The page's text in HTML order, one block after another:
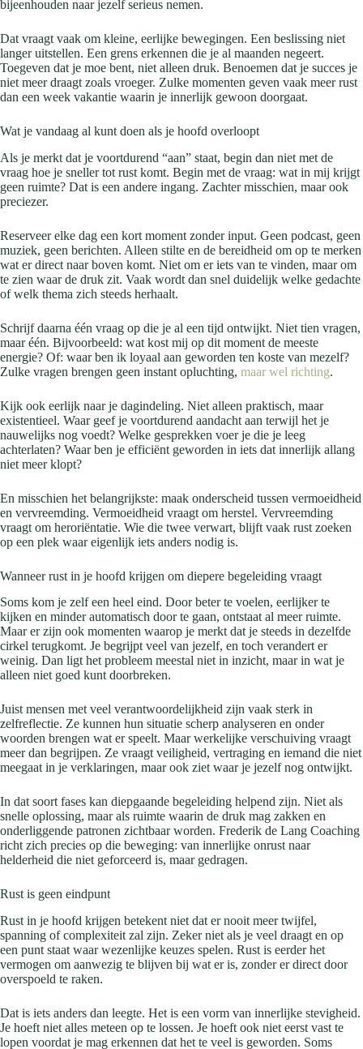
bijeenhouden naar jezelf serieus nemen.
Dat vraagt vaak om kleine, eerlijke bewegingen. Een beslissing niet
langer uitstellen. Een grens erkennen die je al maanden negeert.
Toegeven dat je moe bent, niet alleen druk. Benoemen dat je succes je
niet meer draagt zoals vroeger. Zulke momenten geven vaak meer rust
dan een week vakantie waarin je innerlijk gewoon doorgaat.
Wat je vandaag al kunt doen als je hoofd overloopt
Als je merkt dat je voortdurend “aan” staat, begin dan niet met de
vraag hoe je sneller tot rust komt. Begin met de vraag: wat in mij krijgt
geen ruimte? Dat is een andere ingang. Zachter misschien, maar ook
preciezer.
Reserveer elke dag een kort moment zonder input. Geen podcast, geen
muziek, geen berichten. Alleen stilte en de bereidheid om op te merken
wat er direct naar boven komt. Niet om er iets van te vinden, maar om
te zien waar de druk zit. Vaak wordt dan snel duidelijk welke gedachte
of welk thema zich steeds herhaalt.
Schrijf daarna één vraag op die je al een tijd ontwijkt. Niet tien vragen,
maar één. Bijvoorbeeld: wat kost mij op dit moment de meeste
energie? Of: waar ben ik loyaal aan geworden ten koste van mezelf?
Zulke vragen brengen geen instant opluchting, maar wel richting.
Kijk ook eerlijk naar je dagindeling. Niet alleen praktisch, maar
existentieel. Waar geef je voortdurend aandacht aan terwijl het je
nauwelijks nog voedt? Welke gesprekken voer je die je leeg
achterlaten? Waar ben je efficiënt geworden in iets dat innerlijk allang
niet meer klopt?
En misschien het belangrijkste: maak onderscheid tussen vermoeidheid
en vervreemding. Vermoeidheid vraagt om herstel. Vervreemding
vraagt om heroriëntatie. Wie die twee verwart, blijft vaak rust zoeken
op een plek waar eigenlijk iets anders nodig is.
Wanneer rust in je hoofd krijgen om diepere begeleiding vraagt
Soms kom je zelf een heel eind. Door beter te voelen, eerlijker te
kijken en minder automatisch door te gaan, ontstaat al meer ruimte.
Maar er zijn ook momenten waarop je merkt dat je steeds in dezelfde
cirkel terugkomt. Je begrijpt veel van jezelf, en toch verandert er
weinig. Dan ligt het probleem meestal niet in inzicht, maar in wat je
alleen niet goed kunt doorbreken.
Juist mensen met veel verantwoordelijkheid zijn vaak sterk in
zelfreflectie. Ze kunnen hun situatie scherp analyseren en onder
woorden brengen wat er speelt. Maar werkelijke verschuiving vraagt
meer dan begrijpen. Ze vraagt veiligheid, vertraging en iemand die niet
meegaat in je verklaringen, maar ook ziet waar je jezelf nog ontwijkt.
In dat soort fases kan diepgaande begeleiding helpend zijn. Niet als
snelle oplossing, maar als ruimte waarin de druk mag zakken en
onderliggende patronen zichtbaar worden. Frederik de Lang Coaching
richt zich precies op die beweging: van innerlijke onrust naar
helderheid die niet geforceerd is, maar gedragen.
Rust is geen eindpunt
Rust in je hoofd krijgen betekent niet dat er nooit meer twijfel,
spanning of complexiteit zal zijn. Zeker niet als je veel draagt en op
een punt staat waar wezenlijke keuzes spelen. Rust is eerder het
vermogen om aanwezig te blijven bij wat er is, zonder er direct door
overspoeld te raken.
Dat is iets anders dan leegte. Het is een vorm van innerlijke stevigheid.
Je hoeft niet alles meteen op te lossen. Je hoeft ook niet eerst vast te
lopen voordat je mag erkennen dat het te veel is geworden. Soms